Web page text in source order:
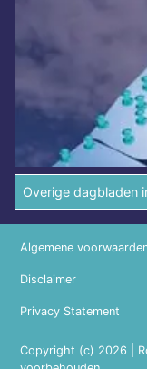
Overige dagbladen
Copyright (c) 2026 |
Algemene
Disclaimer
Privacy Statement